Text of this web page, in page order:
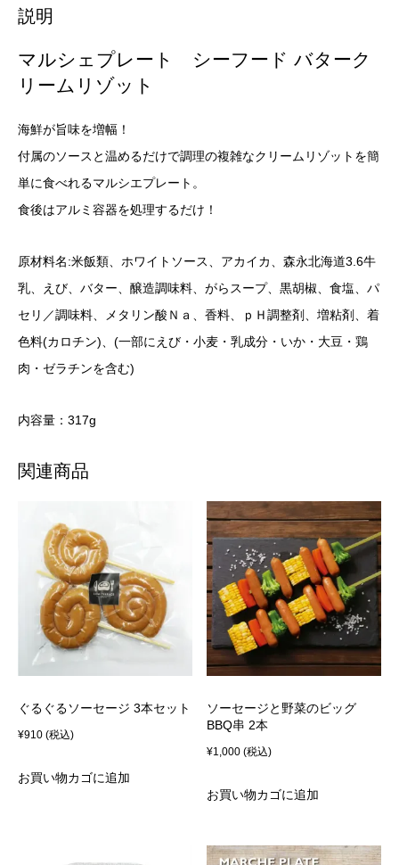
説明
マルシェプレート シーフード バターク
リームリゾット
海鮮が旨味を増幅！
付属のソースと温めるだけで調理の複雑なクリームリゾットを簡
単に食べれるマルシエプレート。
食後はアルミ容器を処理するだけ！
原材料名:米飯類、ホワイトソース、アカイカ、森永北海道3.6牛
乳、えび、バター、醸造調味料、がらスープ、黒胡椒、食塩、パ
セリ／調味料、メタリン酸Ｎａ、香料、ｐＨ調整剤、増粘剤、着
色料(カロチン)、(一部にえび・小麦・乳成分・いか・大豆・鶏
肉・ゼラチンを含む)
内容量：317g
関連商品
ぐるぐるソーセージ 3本セット
¥910 (税込)
お買い物カゴに追加
ソーセージと野菜のビッグ
BBQ串 2本
¥1,000 (税込)
お買い物カゴに追加